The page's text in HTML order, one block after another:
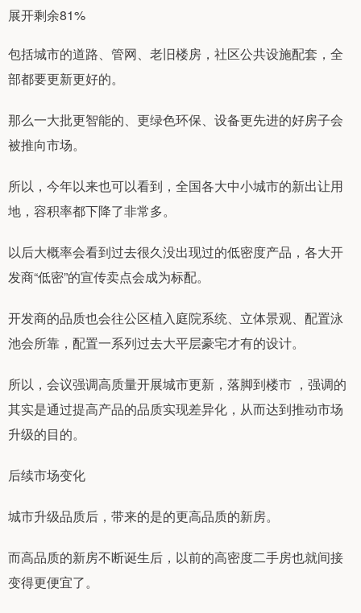
展开剩余81%
包括城市的道路、管网、老旧楼房，社区公共设施配套，全
部都要更新更好的。
那么一大批更智能的、更绿色环保、设备更先进的好房子会
被推向市场。
所以，今年以来也可以看到，全国各大中小城市的新出让用
地，容积率都下降了非常多。
以后大概率会看到过去很久没出现过的低密度产品，各大开
发商“低密”的宣传卖点会成为标配。
开发商的品质也会往公区植入庭院系统、立体景观、配置泳
池会所靠，配置一系列过去大平层豪宅才有的设计。
所以，会议强调高质量开展城市更新，落脚到楼市 ，强调的
其实是通过提高产品的品质实现差异化，从而达到推动市场
升级的目的。
后续市场变化
城市升级品质后，带来的是的更高品质的新房。
而高品质的新房不断诞生后，以前的高密度二手房也就间接
变得更便宜了。